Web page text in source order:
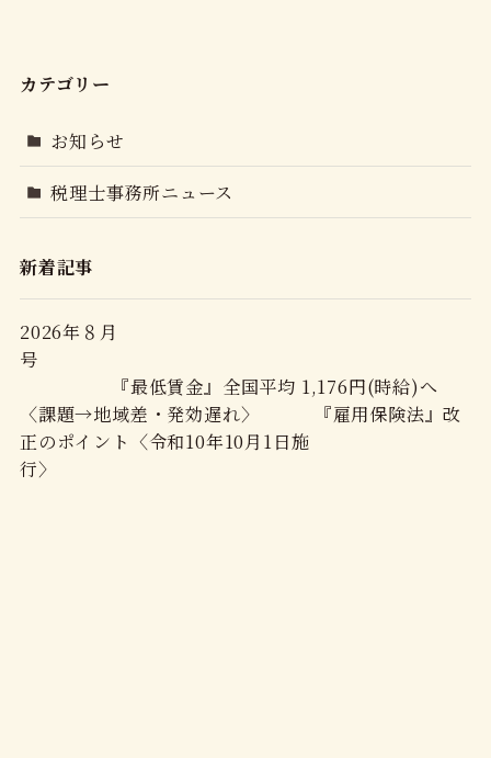
カテゴリー
お知らせ
税理士事務所ニュース
新着記事
2026年８月
号
『最低賃金』全国平均 1,176円(時給)へ
〈課題→地域差・発効遅れ〉 『雇用保険法』改
正のポイント〈令和10年10月1日施
行〉